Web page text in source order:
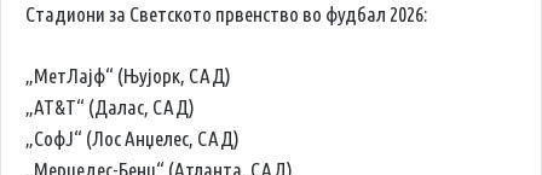
Стадиони за Светското првенство во фудбал 2026:
„МетЛајф“ (Њујорк, САД)
„АТ&Т“ (Далас, САД)
„СофЈ“ (Лос Анџелес, САД)
„Мерцедес-Бенц“ (Атланта, САД)